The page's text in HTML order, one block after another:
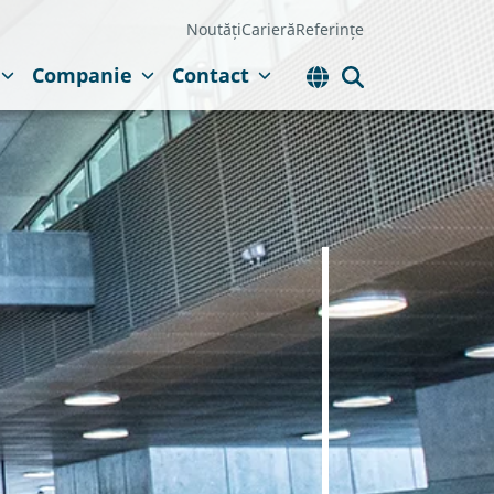
NoutățiCarierăReferințe
Companie Contact